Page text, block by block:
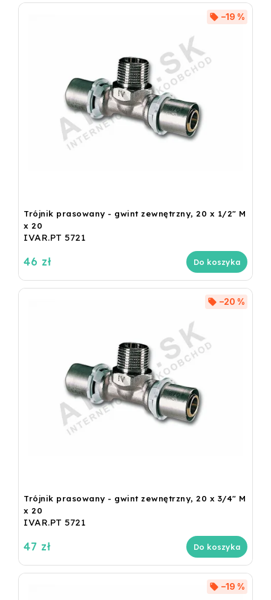
Trójnik prasowany - gwint zewnętrzny, 20 x 1/2" M
x 20
IVAR.PT 5721
–19 %
46 zł Do koszyka
Trójnik prasowany - gwint zewnętrzny, 20 x 3/4" M
x 20
IVAR.PT 5721
–20 %
47 zł Do koszyka
–19 %